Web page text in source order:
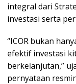
integral dari
investasi serta
“ICOR bukan
efektif investasi
berkelanjutan,”
pernyataan